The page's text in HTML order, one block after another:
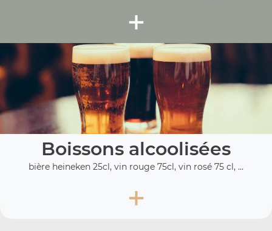
+
Boissons alcoolisées
bière heineken 25cl, vin rouge 75cl, vin rosé 75 cl, ...
+